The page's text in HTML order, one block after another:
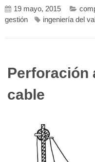
19 mayo, 2015
gestión
ingeniería del
Perforación
cable